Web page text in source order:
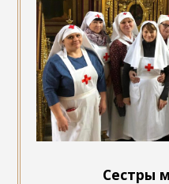
Сестры